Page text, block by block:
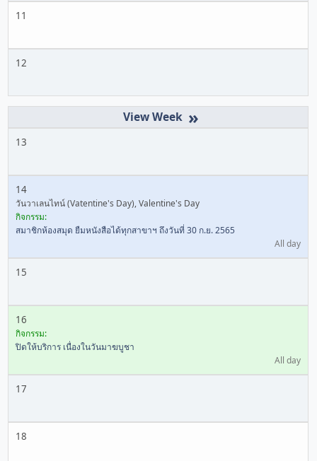
11
12
»
13
14
วันวาเลนไทน์ (Vatentine's Day), Valentine's Day
กิจกรรม:
สมาชิกห้องสมุด ยืมหนังสือได้ทุกสาขาฯ ถึงวันที่ 30 ก.ย. 2565
All day
15
16
กิจกรรม:
ปิดให้บริการ เนื่องในวันมาฆบูชา
All day
17
18